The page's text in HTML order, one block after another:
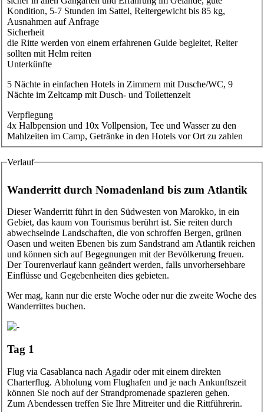
Kondition, 5-7 Stunden im Sattel, Reitergewicht bis 85 kg,
Ausnahmen auf Anfrage
Sicherheit
die Ritte werden von einem erfahrenen Guide begleitet, Reiter
sollten mit Helm reiten
Unterkünfte
5 Nächte in einfachen Hotels in Zimmern mit Dusche/WC, 9
Nächte im Zeltcamp mit Dusch- und Toilettenzelt
Verpflegung
4x Halbpension und 10x Vollpension, Tee und Wasser zu den
Mahlzeiten im Camp, Getränke in den Hotels vor Ort zu zahlen
Verlauf
Wanderritt durch Nomadenland bis zum Atlantik
Dieser Wanderritt führt in den Südwesten von Marokko, in ein
Gebiet, das kaum von Tourismus berührt ist. Sie reiten durch
abwechselnde Landschaften, die von schroffen Bergen, grünen
Oasen und weiten Ebenen bis zum Sandstrand am Atlantik reichen
und können sich auf Begegnungen mit der Bevölkerung freuen.
Der Tourenverlauf kann geändert werden, falls unvorhersehbare
Einflüsse und Gegebenheiten dies gebieten.
Wer mag, kann nur die erste Woche oder nur die zweite Woche des
Wanderrittes buchen.
Tag 1
Flug via Casablanca nach Agadir oder mit einem direkten
Charterflug. Abholung vom Flughafen und je nach Ankunftszeit
können Sie noch auf der Strandpromenade spazieren gehen.
Zum Abendessen treffen Sie Ihre Mitreiter und die Rittführerin.